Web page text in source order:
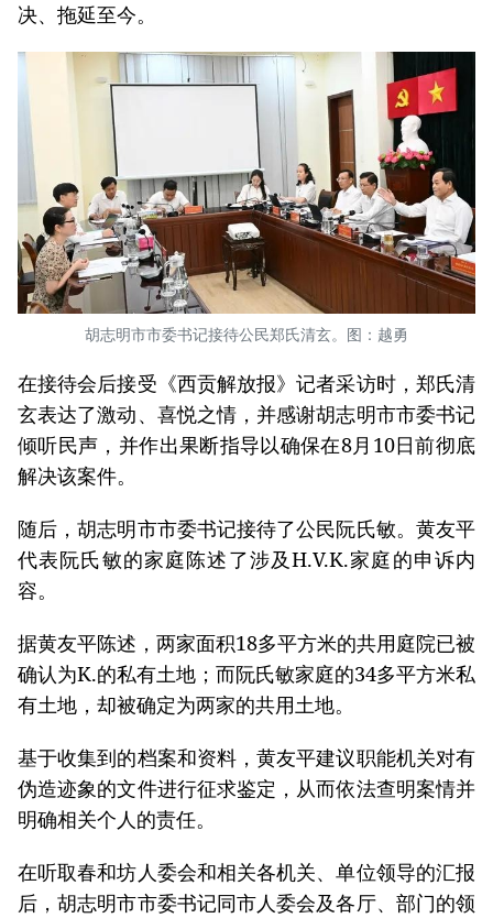
决、拖延至今。
胡志明市市委书记接待公民郑氏清玄。图：越勇
在接待会后接受《西贡解放报》记者采访时，郑氏清
玄表达了激动、喜悦之情，并感谢胡志明市市委书记
倾听民声，并作出果断指导以确保在8月10日前彻底
解决该案件。
随后，胡志明市市委书记接待了公民阮氏敏。黄友平
代表阮氏敏的家庭陈述了涉及H.V.K.家庭的申诉内
容。
据黄友平陈述，两家面积18多平方米的共用庭院已被
确认为K.的私有土地；而阮氏敏家庭的34多平方米私
有土地，却被确定为两家的共用土地。
基于收集到的档案和资料，黄友平建议职能机关对有
伪造迹象的文件进行征求鉴定，从而依法查明案情并
明确相关个人的责任。
在听取春和坊人委会和相关各机关、单位领导的汇报
后，胡志明市市委书记同市人委会及各厅、部门的领